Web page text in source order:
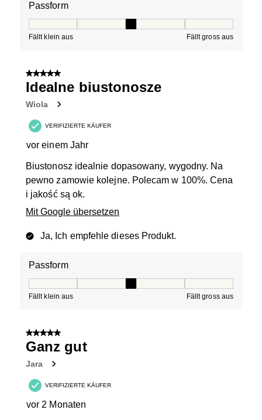
Passform
Fällt klein aus Fällt gross aus
5 von 5 Sternen.
Idealne biustonosze
Wiola
VERIFIZIERTE KÄUFER
vor einem Jahr
Biustonosz idealnie dopasowany, wygodny. Na
pewno zamowie kolejne. Polecam w 100%. Cena
i jakość są ok.
Mit Google übersetzen
Ja, Ich empfehle dieses Produkt.
Passform
Fällt klein aus Fällt gross aus
5 von 5 Sternen.
Ganz gut
Jara
VERIFIZIERTE KÄUFER
vor 2 Monaten